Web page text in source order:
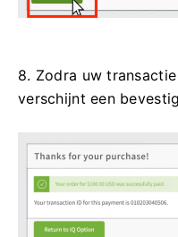
8. Zodra uw
verschijnt een